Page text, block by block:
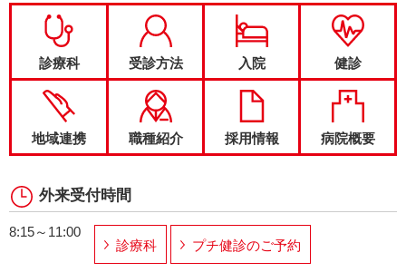
診療科 受診方法 入院 健診
地域連携 職種紹介 採用情報 病院概要
外来受付時間
8:15～11:00
診療科
プチ健診のご予約